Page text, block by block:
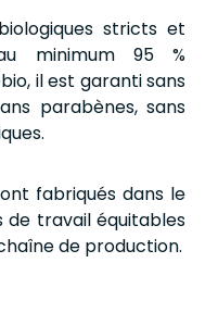
stricts et
minimum 95 %
il est garanti sans
parabènes, sans
fabriqués dans le
de travail équitables
de production.